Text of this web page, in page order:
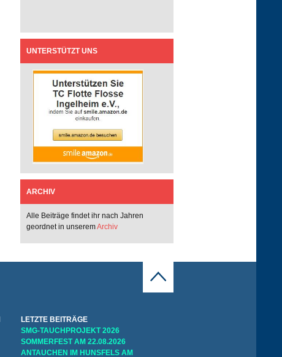
UNTERSTÜTZT UNS
ARCHIV
Alle Beiträge findet ihr nach Jahren
geordnet in unseremArchiv
LETZTE BEITRÄGE
SMG-TAUCHPROJEKT 2026
SOMMERFEST AM 22.08.2026
ANTAUCHEN IM HUNSFELS AM